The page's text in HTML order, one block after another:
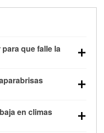
que falle la
hasta la mitad de
de los 0 °F, lo que
la sal y la nieve
la visibilidad.
en climas